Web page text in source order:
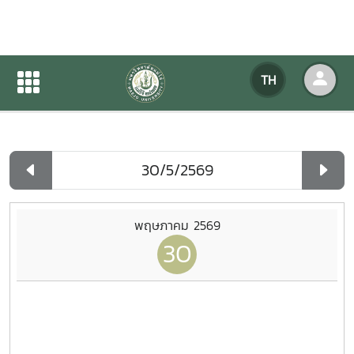
TH
ปฏิทินกิจกรรมของหน่วยงาน
ปฏิทินกิจกรรมของหน่วยงาน
พฤษภาคม 2569
30